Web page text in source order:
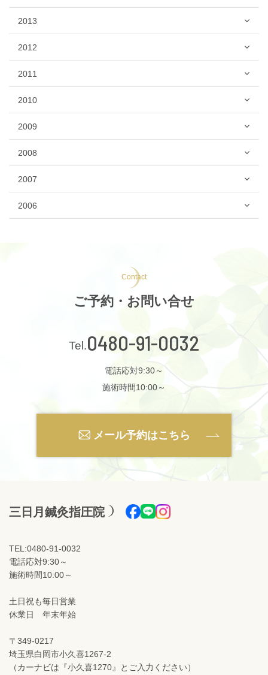
2013
2012
2011
2010
2009
2008
2007
2006
Contact
ご予約・お問い合せ
0480-91-0032
電話応対9:30～
施術時間10:00～
メール予約はこちら
三日月鍼灸指圧院
TEL:0480-91-0032
電話応対9:30～
施術時間10:00～
土日祝も毎日営業
休業日 年末年始
〒349-0217
埼玉県白岡市小久喜1267-2
（カーナビは『小久喜1270』とご入力ください）